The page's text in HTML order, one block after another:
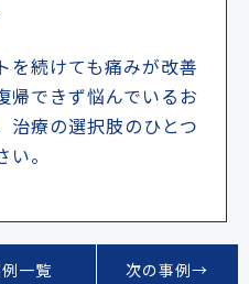
を続けても痛みが改善
帰できず悩んでいるお
治療の選択肢のひとつ
い。
一覧 次の事例→